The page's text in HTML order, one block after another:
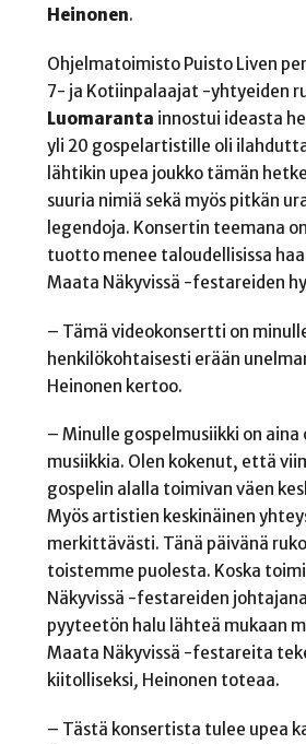
Heinonen.
Ohjelmatoimisto Puisto Liven
7- ja Kotiinpalaajat -yhtyeiden
Luomaranta innostui ideasta
yli 20 gospelartistille oli
lähtikin upea joukko tämän
suuria nimiä sekä myös pitkän
legendoja. Konsertin teemana
tuotto menee taloudellisissa
Maata Näkyvissä -festareiden
– Tämä videokonsertti on
henkilökohtaisesti erään
Heinonen kertoo.
– Minulle gospelmusiikki on
musiikkia. Olen kokenut, että
gospelin alalla toimivan väen
Myös artistien keskinäinen
merkittävästi. Tänä päivänä
toistemme puolesta. Koska
Näkyvissä -festareiden
pyyteetön halu lähteä mukaan
Maata Näkyvissä -festareita
kiitolliseksi, Heinonen toteaa.
– Tästä konsertista tulee upea